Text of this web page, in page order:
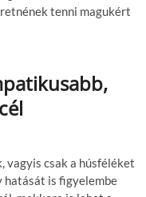
tenni magukért
vagyis csak a húsféléket
hatását is figyelembe